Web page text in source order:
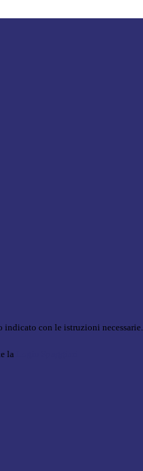
con le istruzioni necessarie.
la